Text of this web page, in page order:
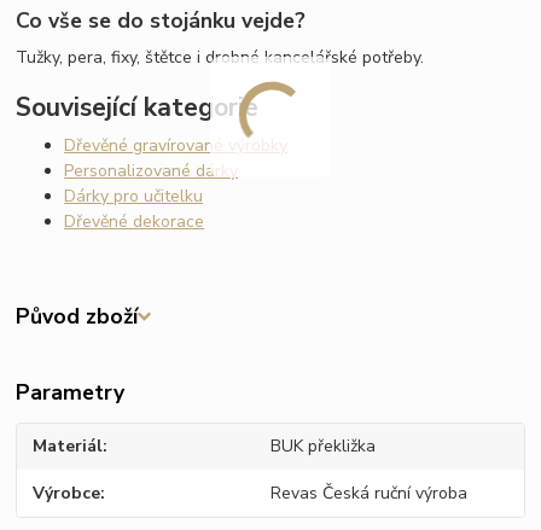
Co vše se do stojánku vejde?
Tužky, pera, fixy, štětce i drobné kancelářské potřeby.
Související kategorie
Dřevěné gravírované výrobky
Personalizované dárky
Dárky pro učitelku
Dřevěné dekorace
Původ zboží
Parametry
Materiál BUK překližka
Výrobce Revas Česká ruční výroba